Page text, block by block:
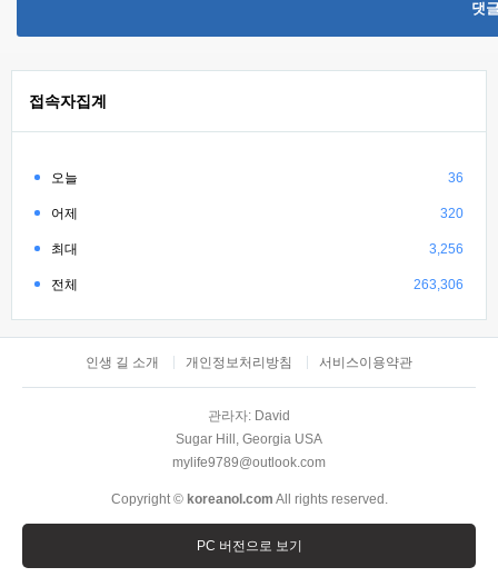
댓
접속자집계
오늘 36
어제 320
최대 3,256
전체 263,306
인생 길 소개 개인정보처리방침 서비스이용약관
관라자: David
Sugar Hill, Georgia USA
mylife9789@outlook.com
Copyright © koreanol.com All rights reserved.
PC 버전으로 보기